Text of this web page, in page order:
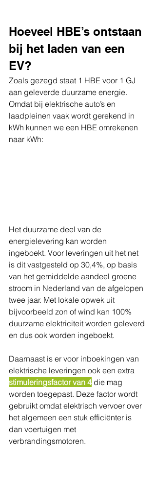
Hoeveel HBE’s ontstaan
bij het laden van een
EV?
Zoals gezegd staat 1 HBE voor 1 GJ
aan geleverde duurzame energie.
Omdat bij elektrische auto’s en
laadpleinen vaak wordt gerekend in
kWh kunnen we een HBE omrekenen
naar kWh:
Het duurzame deel van de
energielevering kan worden
ingeboekt. Voor leveringen uit het net
is dit vastgesteld op 30,4%, op basis
van het gemiddelde aandeel groene
stroom in Nederland van de afgelopen
twee jaar. Met lokale opwek uit
bijvoorbeeld zon of wind kan 100%
duurzame elektriciteit worden geleverd
en dus ook worden ingeboekt.
Daarnaast is er voor inboekingen van
elektrische leveringen ook een extra
stimuleringsfactor van 4 die mag
worden toegepast. Deze factor wordt
gebruikt omdat elektrisch vervoer over
het algemeen een stuk efficiënter is
dan voertuigen met
verbrandingsmotoren.